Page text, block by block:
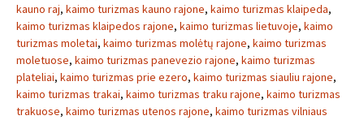
kauno raj, kaimo turizmas kauno rajone, kaimo turizmas klaipeda,
kaimo turizmas klaipedos rajone, kaimo turizmas lietuvoje, kaimo
turizmas moletai, kaimo turizmas molėtų rajone, kaimo turizmas
moletuose, kaimo turizmas panevezio rajone, kaimo turizmas
plateliai, kaimo turizmas prie ezero, kaimo turizmas siauliu rajone,
kaimo turizmas trakai, kaimo turizmas traku rajone, kaimo turizmas
trakuose, kaimo turizmas utenos rajone, kaimo turizmas vilniaus